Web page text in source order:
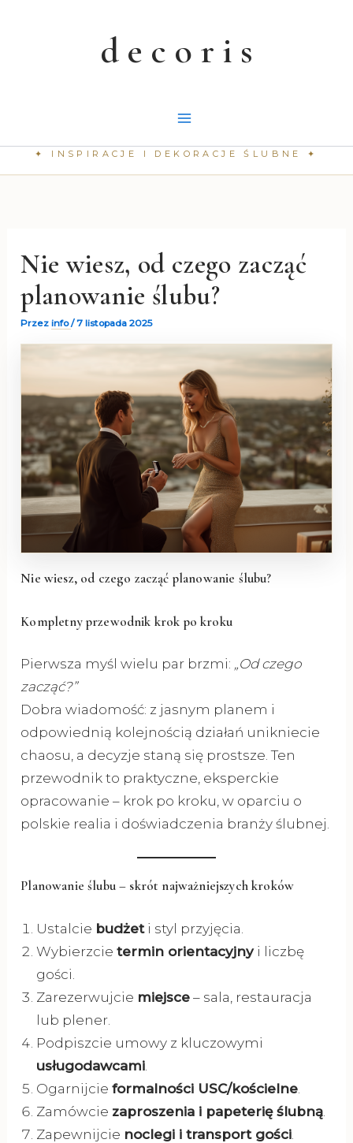
Nie wiesz, od czego zacząć
planowanie ślubu?
Przezinfo/7 listopada 2025
Nie wiesz, od czego zacząć planowanie ślubu?
Kompletny przewodnik krok po kroku
Pierwsza myśl wielu par brzmi: „Od czego
zacząć?”
Dobra wiadomość: z jasnym planem i
odpowiednią kolejnością działań unikniecie
chaosu, a decyzje staną się prostsze. Ten
przewodnik to praktyczne, eksperckie
opracowanie – krok po kroku, w oparciu o
polskie realia i doświadczenia branży ślubnej.
Planowanie ślubu – skrót najważniejszych kroków
Ustalcie budżeti styl przyjęcia.
Wybierzcietermin orientacyjnyi liczbę
gości.
Zarezerwujcie miejsce – sala, restauracja
lub plener.
Podpiszcie umowy z kluczowymi
usługodawcami
Ogarnijcieformalności USC/kościelne
Zamówcie zaproszenia i papeterię ślubną
Zapewnijcie noclegi i transport gości